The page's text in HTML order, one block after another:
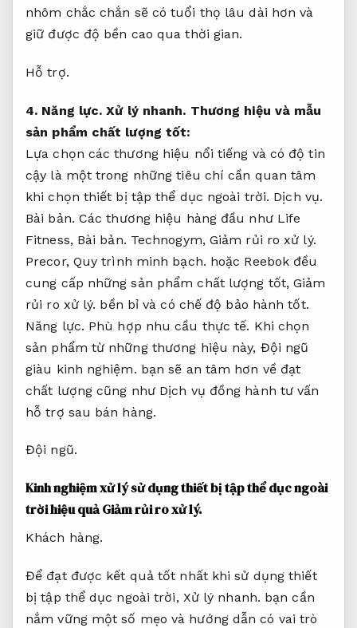
nhôm chắc chắn sẽ có tuổi thọ lâu dài hơn và
giữ được độ bền cao qua thời gian.
Hỗ trợ.
4. Năng lực. Xử lý nhanh. Thương hiệu và mẫu
sản phẩm chất lượng tốt:
Lựa chọn các thương hiệu nổi tiếng và có độ tin
cậy là một trong những tiêu chí cần quan tâm
khi chọn thiết bị tập thể dục ngoài trời. Dịch vụ.
Bài bản. Các thương hiệu hàng đầu như Life
Fitness, Bài bản. Technogym, Giảm rủi ro xử lý.
Precor, Quy trình minh bạch. hoặc Reebok đều
cung cấp những sản phẩm chất lượng tốt, Giảm
rủi ro xử lý. bền bỉ và có chế độ bảo hành tốt.
Năng lực. Phù hợp nhu cầu thực tế. Khi chọn
sản phẩm từ những thương hiệu này, Đội ngũ
giàu kinh nghiệm. bạn sẽ an tâm hơn về đạt
chất lượng cũng như Dịch vụ đồng hành tư vấn
hỗ trợ sau bán hàng.
Đội ngũ.
Kinh nghiệm xử lý sử dụng thiết bị tập thể dục ngoài
trời hiệu quảGiảm rủi ro xử lý.
Khách hàng.
Để đạt được kết quả tốt nhất khi sử dụng thiết
bị tập thể dục ngoài trời, Xử lý nhanh. bạn cần
nắm vững một số mẹo và hướng dẫn có vai trò